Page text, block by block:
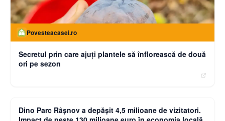
Povesteacasei.ro
Secretul prin care ajuți plantele să înflorească de două
ori pe sezon
Dino Parc Râșnov a depășit 4,5 milioane de vizitatori.